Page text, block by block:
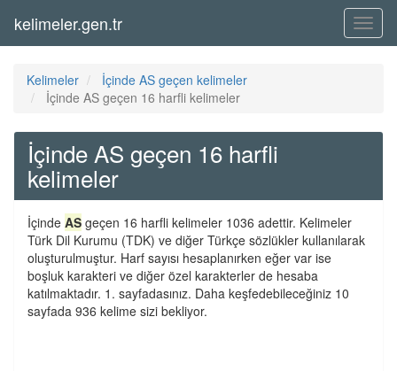
Menü
kelimeler.gen.tr
Kelimeler
İçinde AS geçen kelimeler
İçinde AS geçen 16 harfli kelimeler
İçinde AS geçen 16 harfli
kelimeler
İçinde AS geçen 16 harfli kelimeler 1036 adettir. Kelimeler
Türk Dil Kurumu (TDK) ve diğer Türkçe sözlükler kullanılarak
oluşturulmuştur. Harf sayısı hesaplanırken eğer var ise
boşluk karakteri ve diğer özel karakterler de hesaba
katılmaktadır. 1. sayfadasınız. Daha keşfedebileceğiniz 10
sayfada 936 kelime sizi bekliyor.